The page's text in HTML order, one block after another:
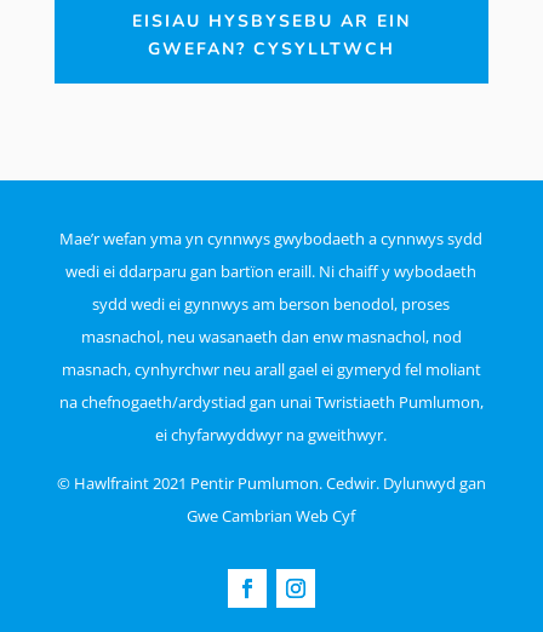
EISIAU HYSBYSEBU AR EIN
GWEFAN? CYSYLLTWCH
Mae’r wefan yma yn cynnwys gwybodaeth a cynnwys sydd
wedi ei ddarparu gan bartïon eraill. Ni chaiff y wybodaeth
sydd wedi ei gynnwys am berson benodol, proses
masnachol, neu wasanaeth dan enw masnachol, nod
masnach, cynhyrchwr neu arall gael ei gymeryd fel moliant
na chefnogaeth/ardystiad gan unai Twristiaeth Pumlumon,
ei chyfarwyddwyr na gweithwyr.
© Hawlfraint 2021 Pentir Pumlumon. Cedwir. Dylunwyd gan
Gwe Cambrian Web Cyf